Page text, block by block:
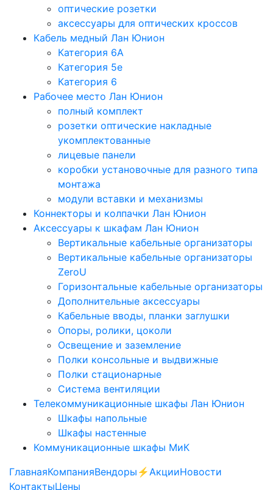
оптические розетки
аксессуары для оптических кроссов
Кабель медный Лан Юнион
Категория 6A
Категория 5e
Категория 6
Рабочее место Лан Юнион
полный комплект
розетки оптические накладные
укомплектованные
лицевые панели
коробки установочные для разного типа
монтажа
модули вставки и механизмы
Коннекторы и колпачки Лан Юнион
Аксессуары к шкафам Лан Юнион
Вертикальные кабельные организаторы
Вертикальные кабельные организаторы
ZeroU
Горизонтальные кабельные организаторы
Дополнительные аксессуары
Кабельные вводы, планки заглушки
Опоры, ролики, цоколи
Освещение и заземление
Полки консольные и выдвижные
Полки стационарные
Система вентиляции
Телекоммуникационные шкафы Лан Юнион
Шкафы напольные
Шкафы настенные
Коммуникационные шкафы МиК
ГлавнаяКомпанияВендоры ⚡️АкцииНовости
КонтактыЦены